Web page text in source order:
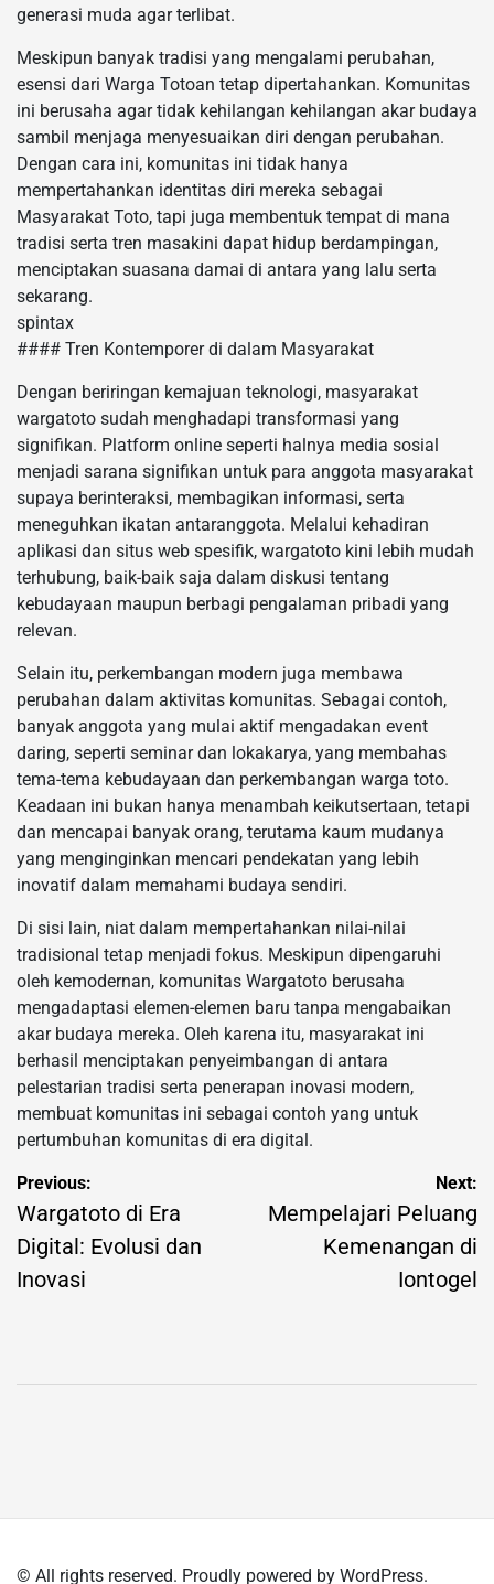
generasi muda agar terlibat.
Meskipun banyak tradisi yang mengalami perubahan,
esensi dari Warga Totoan tetap dipertahankan. Komunitas
ini berusaha agar tidak kehilangan kehilangan akar budaya
sambil menjaga menyesuaikan diri dengan perubahan.
Dengan cara ini, komunitas ini tidak hanya
mempertahankan identitas diri mereka sebagai
Masyarakat Toto, tapi juga membentuk tempat di mana
tradisi serta tren masakini dapat hidup berdampingan,
menciptakan suasana damai di antara yang lalu serta
sekarang.
spintax
#### Tren Kontemporer di dalam Masyarakat
Dengan beriringan kemajuan teknologi, masyarakat
wargatoto sudah menghadapi transformasi yang
signifikan. Platform online seperti halnya media sosial
menjadi sarana signifikan untuk para anggota masyarakat
supaya berinteraksi, membagikan informasi, serta
meneguhkan ikatan antaranggota. Melalui kehadiran
aplikasi dan situs web spesifik, wargatoto kini lebih mudah
terhubung, baik-baik saja dalam diskusi tentang
kebudayaan maupun berbagi pengalaman pribadi yang
relevan.
Selain itu, perkembangan modern juga membawa
perubahan dalam aktivitas komunitas. Sebagai contoh,
banyak anggota yang mulai aktif mengadakan event
daring, seperti seminar dan lokakarya, yang membahas
tema-tema kebudayaan dan perkembangan warga toto.
Keadaan ini bukan hanya menambah keikutsertaan, tetapi
dan mencapai banyak orang, terutama kaum mudanya
yang menginginkan mencari pendekatan yang lebih
inovatif dalam memahami budaya sendiri.
Di sisi lain, niat dalam mempertahankan nilai-nilai
tradisional tetap menjadi fokus. Meskipun dipengaruhi
oleh kemodernan, komunitas Wargatoto berusaha
mengadaptasi elemen-elemen baru tanpa mengabaikan
akar budaya mereka. Oleh karena itu, masyarakat ini
berhasil menciptakan penyeimbangan di antara
pelestarian tradisi serta penerapan inovasi modern,
membuat komunitas ini sebagai contoh yang untuk
pertumbuhan komunitas di era digital.
Post
navigation
Previous:
Wargatoto di Era
Digital: Evolusi dan
Inovasi
Next:
Mempelajari Peluang
Kemenangan di
Iontogel
© All rights reserved. Proudly powered by WordPress.